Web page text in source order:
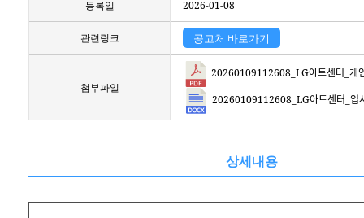
등록일 2026-01-08
관련링크 공고처 바로가기
첨부파일
상세내용